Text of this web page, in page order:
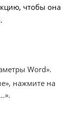
чтобы она
Word».
нажмите на